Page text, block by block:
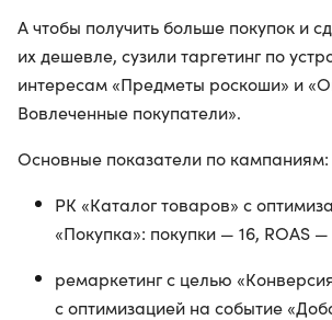
А чтобы получить больше покупок и
их дешевле, сузили таргетинг по
интересам «Предметы роскоши» и
Вовлеченные покупатели».
Основные показатели по кампаниям:
РК «Каталог товаров» с
«Покупка»: покупки — 16, ROAS —
ремаркетинг с целью
с оптимизацией на событие